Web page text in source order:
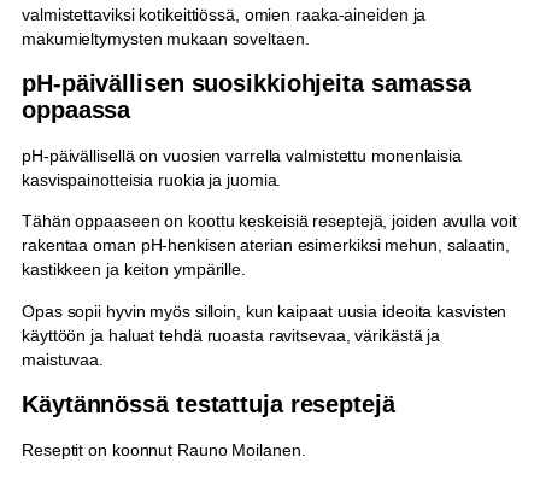
valmistettaviksi kotikeittiössä, omien raaka-aineiden ja
makumieltymysten mukaan soveltaen.
pH-päivällisen suosikkiohjeita samassa
oppaassa
pH-päivällisellä on vuosien varrella valmistettu monenlaisia
kasvispainotteisia ruokia ja juomia.
Tähän oppaaseen on koottu keskeisiä reseptejä, joiden avulla voit
rakentaa oman pH-henkisen aterian esimerkiksi mehun, salaatin,
kastikkeen ja keiton ympärille.
Opas sopii hyvin myös silloin, kun kaipaat uusia ideoita kasvisten
käyttöön ja haluat tehdä ruoasta ravitsevaa, värikästä ja
maistuvaa.
Käytännössä testattuja reseptejä
Reseptit on koonnut Rauno Moilanen.